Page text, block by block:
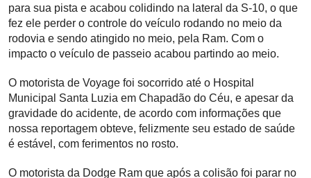
para sua pista e acabou colidindo na lateral da S-10, o que
fez ele perder o controle do veículo rodando no meio da
rodovia e sendo atingido no meio, pela Ram. Com o
impacto o veículo de passeio acabou partindo ao meio.
O motorista de Voyage foi socorrido até o Hospital
Municipal Santa Luzia em Chapadão do Céu, e apesar da
gravidade do acidente, de acordo com informações que
nossa reportagem obteve, felizmente seu estado de saúde
é estável, com ferimentos no rosto.
O motorista da Dodge Ram que após a colisão foi parar no